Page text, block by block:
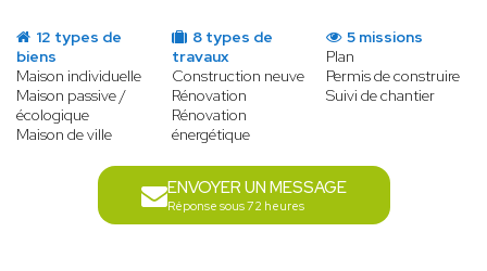
12 types de
biens
Maison individuelle
Maison passive /
écologique
Maison de ville
8 types de
travaux
Construction neuve
Rénovation
Rénovation
énergétique
5 missions
Plan
Permis de construire
Suivi de chantier
ENVOYER UN MESSAGE
Réponse sous 72 heures